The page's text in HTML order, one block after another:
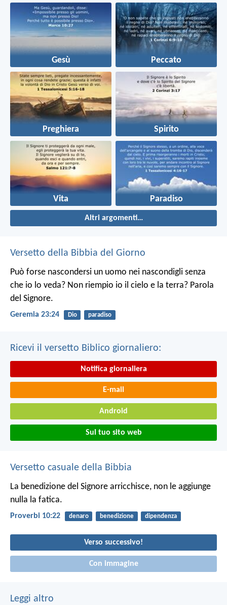
Gesù Peccato
Preghiera Spirito
Vita Paradiso
Altri argomenti…
Versetto della Bibbia del Giorno
Può forse nascondersi un uomo nei nascondigli senza
che io lo veda? Non riempio io il cielo e la terra? Parola
del Signore.
Geremia 23:24 Dio paradiso
Ricevi il versetto Biblico giornaliero:
Notifica giornaliera
E-mail
Android
Sul tuo sito web
Versetto casuale della Bibbia
La benedizione del Signore arricchisce, non le aggiunge
nulla la fatica.
Proverbi 10:22 denaro benedizione dipendenza
Verso successivo!
Con immagine
Leggi altro